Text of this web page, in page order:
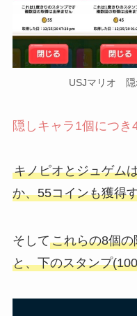
USJマリオ
隠しキャラ1個につき
キノピオとジュゲム
か、55コインも獲得
そしてこれらの8個
と、下のスタンプ